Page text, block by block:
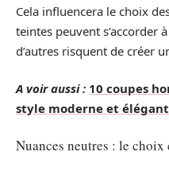
Cela influencera le choix
teintes peuvent s’accorder
d’autres risquent de créer
A voir aussi : 10 coupes
style moderne et élégant
Nuances neutres : le choix